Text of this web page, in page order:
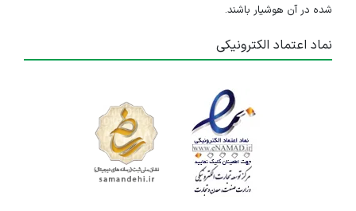
شده در آن هوشیار باشند.
نماد اعتماد الکترونیکی